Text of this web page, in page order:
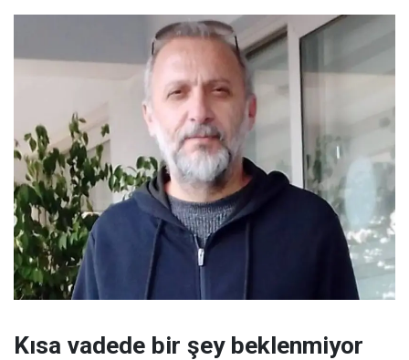
Kısa vadede bir şey beklenmiyor